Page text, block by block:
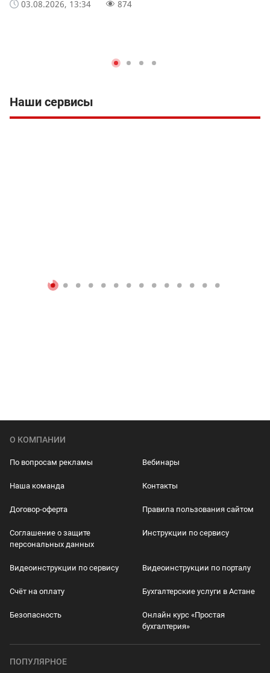
03.08.2026, 13:34 874
Наши сервисы
О КОМПАНИИ
По вопросам рекламы Вебинары
Наша команда Контакты
Договор-оферта Правила пользования сайтом
Соглашение о защите
персональных данных
Инструкции по сервису
Видеоинструкции по сервису Видеоинструкции по порталу
Счёт на оплату Бухгалтерские услуги в Астане
Безопасность
Онлайн курс «Простая
бухгалтерия»
ПОПУЛЯРНОЕ